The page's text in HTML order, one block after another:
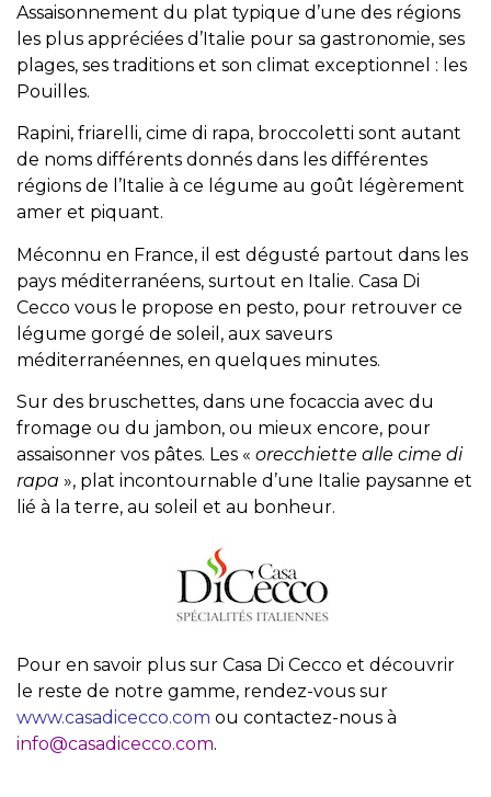
Assaisonnement du plat typique d’une des régions
les plus appréciées d’Italie pour sa gastronomie, ses
plages, ses traditions et son climat exceptionnel : les
Pouilles.
Rapini, friarelli, cime di rapa, broccoletti sont autant
de noms différents donnés dans les différentes
régions de l’Italie à ce légume au goût légèrement
amer et piquant.
Méconnu en France, il est dégusté partout dans les
pays méditerranéens, surtout en Italie. Casa Di
Cecco vous le propose en pesto, pour retrouver ce
légume gorgé de soleil, aux saveurs
méditerranéennes, en quelques minutes.
Sur des bruschettes, dans une focaccia avec du
fromage ou du jambon, ou mieux encore, pour
assaisonner vos pâtes. Les « orecchiette alle cime di
rapa », plat incontournable d’une Italie paysanne et
lié à la terre, au soleil et au bonheur.
Pour en savoir plus sur Casa Di Cecco et découvrir
le reste de notre gamme, rendez-vous sur
www.casadicecco.com ou contactez-nous à
info@casadicecco.com.